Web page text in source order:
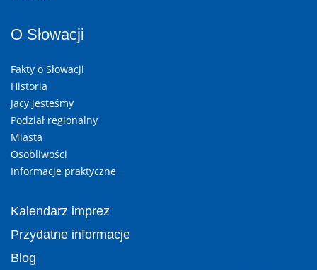
O Słowacji
Fakty o Słowacji
Historia
Jacy jesteśmy
Podział regionalny
Miasta
Osobliwości
Informacje praktyczne
Kalendarz imprez
Przydatne informacje
Blog